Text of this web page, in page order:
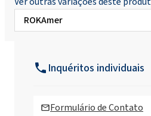
ROKAmer
Inquéritos individuais
Formulário de Contato